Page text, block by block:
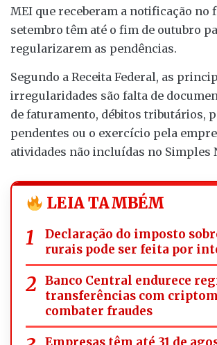
MEI que receberam a notificação no
setembro têm até o fim de outubro
regularizarem as pendências.
Segundo a Receita Federal, as
irregularidades são falta de
de faturamento, débitos tributários,
pendentes ou o exercício pela
atividades não incluídas no Simples
LEIA TAMBÉM
Declaração do imposto
rurais pode ser feita por
Banco Central endurece
transferências com
combater fraudes